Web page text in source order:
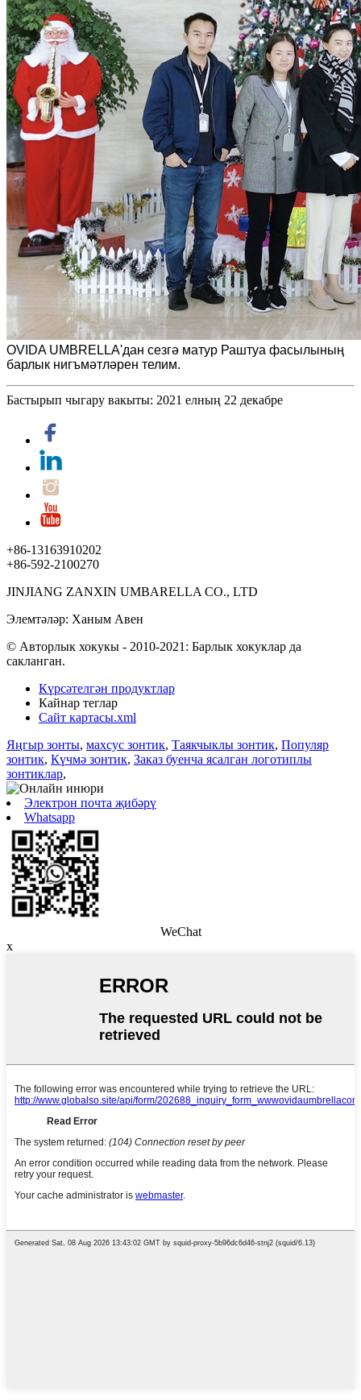
OVIDA UMBRELLA'дан сезгә матур Раштуа фасылының
барлык нигъмәтләрен телим.
Бастырып чыгару вакыты: 2021 елның 22 декабре
+86-13163910202
+86-592-2100270
JINJIANG ZANXIN UMBARELLA CO., LTD
Элемтәләр: Ханым Авен
© Авторлык хокукы - 2010-2021: Барлык хокуклар да
сакланган.
Күрсәтелгән продуктлар
Кайнар теглар
Сайт картасы.xml
Яңгыр зонты, махсус зонтик, Таякчыклы зонтик, Популяр
зонтик, Күчмә зонтик, Заказ буенча ясалган логотиплы
зонтиклар,
Электрон почта җибәрү
Whatsapp
WeChat
x